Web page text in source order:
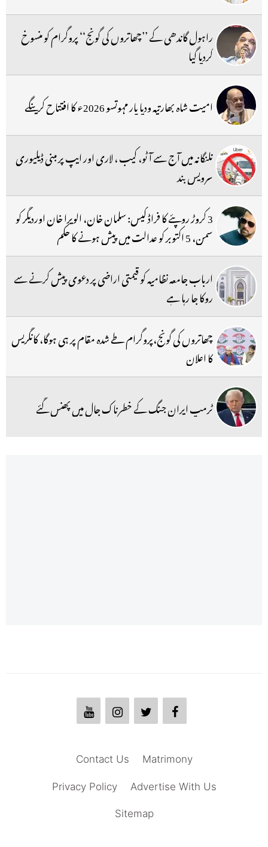
راہول گاندھی کے ’’چھاتروں کی گونج‘‘ پروگرام کو منسوخ
کردیا گیا
امیت شاہ بھارتیہ ودیا پار مہوتسو 2026ء کا افتتاح کرینگے
تلنگانہ میں آج سے آٹو، کیب ، لاری اور ایپ پر مبنی ڈیلیوری
سرویس بند
3 کروڑ روپئے کا فراڈ کیس: سلمان خان، الویرا خان اوردیگر کو
سمن، 5 اکتوبر کو عدالت میں پیش ہونے کا حکم
ارباب جامعہ نظامیہ کو قیمتی اراضی پر دعوی پیش کرنے سے
روکا جا رہا ہے
چھاتروں کی گونج،پروگرام طے شدہ مقام پر ہی ہوگا، کانگریس
کا اعلان
ٹرمپ ایران جنگ کے خطرناک جال میں پھنس گئے
Matrimony
Contact Us
Advertise With Us
Privacy Policy
Sitemap